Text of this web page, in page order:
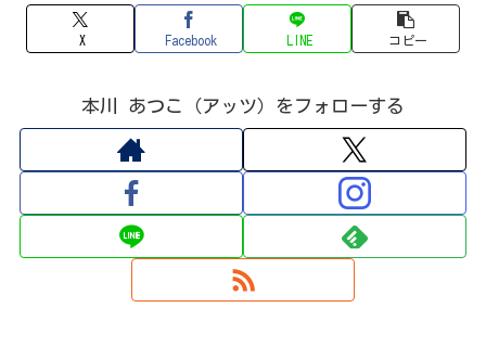
X Facebook LINE コピー
本川 あつこ（アッツ）をフォローする